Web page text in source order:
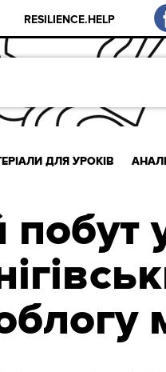
RESILIENCE.HELP
ДЛЯ УРОКІВ